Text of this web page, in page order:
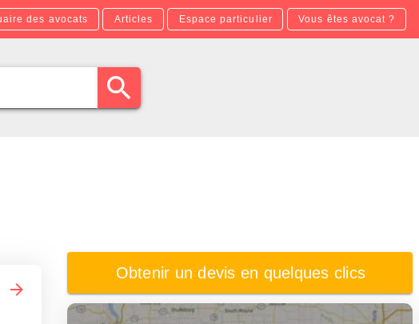
des avocats Articles Espace particulier Vous êtes avocat ?
Obtenir un devis en quelques clics